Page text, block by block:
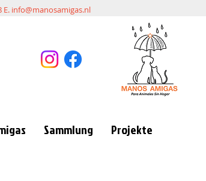
E. info@manosamigas.nl
Sammlung Projekte